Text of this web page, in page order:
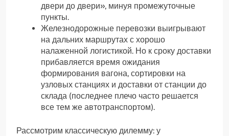
двери до двери», минуя промежуточные
пункты.
Железнодорожные перевозки выигрывают
на дальних маршрутах с хорошо
налаженной логистикой. Но к сроку доставки
прибавляется время ожидания
формирования вагона, сортировки на
узловых станциях и доставки от станции до
склада (последнее плечо часто решается
все тем же автотранспортом).
Рассмотрим классическую дилемму: у